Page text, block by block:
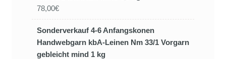
78,00€
Sonderverkauf 4-6 Anfangskonen
Handwebgarn kbA-Leinen Nm 33/1 Vorgarn
gebleicht mind 1 kg